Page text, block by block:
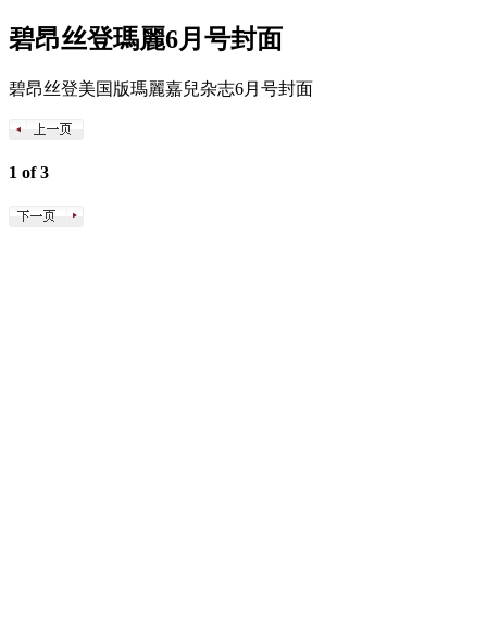
碧昂丝登瑪麗6月号封面
碧昂丝登美国版瑪麗嘉兒杂志6月号封面
1 of 3